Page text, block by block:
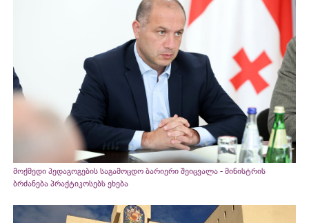
მოქმედი პედაგოგების საგამოცდო ბარიერი შეიცვალა - მინისტრის
ბრძანება პრაქტიკოსებს ეხება